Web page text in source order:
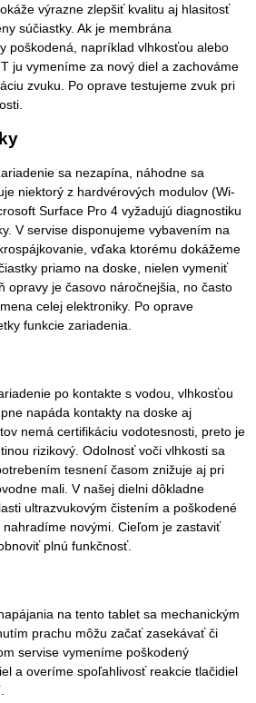
výrazne zlepšiť kvalitu aj hlasitosť
súčiastky. Ak je membrána
poškodená, napríklad vlhkosťou alebo
ju vymeníme za nový diel a zachováme
zvuku. Po oprave testujeme zvuk pri
sa nezapína, náhodne sa
niektorý z hardvérových modulov (Wi-
Surface Pro 4 vyžadujú diagnostiku
V servise disponujeme vybavením na
vďaka ktorému dokážeme
priamo na doske, nielen vymeniť
opravy je časovo náročnejšia, no často
celej elektroniky. Po oprave
funkcie zariadenia.
po kontakte s vodou, vlhkosťou
napáda kontakty na doske aj
nemá certifikáciu vodotesnosti, preto je
rizikový. Odolnosť voči vlhkosti sa
tesnení časom znižuje aj pri
mali. V našej dielni dôkladne
ultrazvukovým čistením a poškodené
novými. Cieľom je zastaviť
plnú funkčnosť.
na tento tablet sa mechanickým
prachu môžu začať zasekávať či
servise vymeníme poškodený
a overíme spoľahlivosť reakcie tlačidiel